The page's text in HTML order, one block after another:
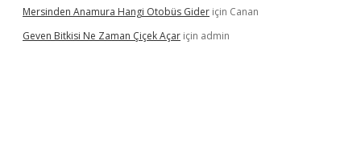
Mersinden Anamura Hangi Otobüs Gider için Canan
Geven Bitkisi Ne Zaman Çiçek Açar için admin